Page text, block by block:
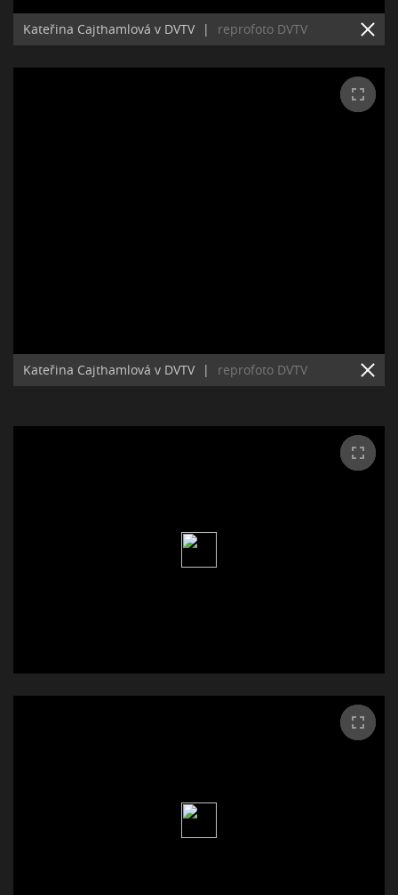
Kateřina Cajthamlová v DVTV | reprofoto DVTV
Kateřina Cajthamlová v DVTV | reprofoto DVTV